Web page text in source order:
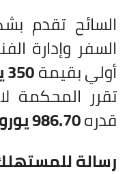
السائح تقدم
السفر وإدارة
أولي بقيمة350 يورو
تقرر المحكمة
قدره986.70 يورو
رسالة